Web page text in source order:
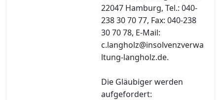
22047 Hamburg, Tel.: 040-
238 30 70 77, Fax: 040-238
30 70 78, E-Mail:
c.langholz@insolvenzverwa
ltung-langholz.de.
Die Gläubiger werden
aufgefordert: